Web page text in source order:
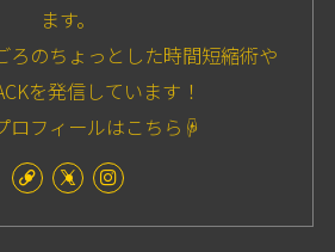
ます。
ろのちょっとした時間短縮術や
を発信しています！
ロフィールはこちら☟